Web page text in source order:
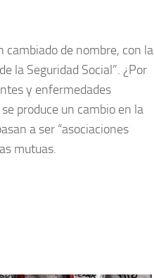
cambiado de nombre, con la
la Seguridad Social”. ¿Por
y enfermedades
produce un cambio en la
a ser “asociaciones
mutuas.